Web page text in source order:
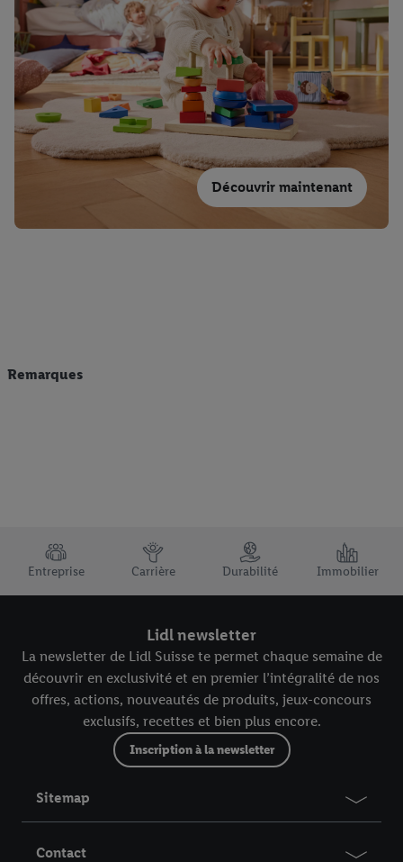
Découvrir maintenant
Remarques
TRUSTBAR
Entreprise Carrière Durabilité Immobilier
Lidl newsletter
La newsletter de Lidl Suisse te permet chaque semaine de
découvrir en exclusivité et en premier l’intégralité de nos
offres, actions, nouveautés de produits, jeux-concours
exclusifs, recettes et bien plus encore.
Inscription à la newsletter
Sitemap
Contact